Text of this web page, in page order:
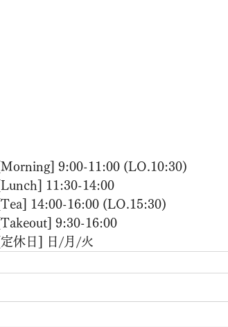
[Morning] 9:00-11:00 (LO.10:30)
[Lunch] 11:30-14:00
[Tea] 14:00-16:00 (LO.15:30)
[Takeout] 9:30-16:00
[定休日] 日/月/火